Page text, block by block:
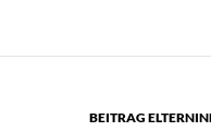
BEITRAG